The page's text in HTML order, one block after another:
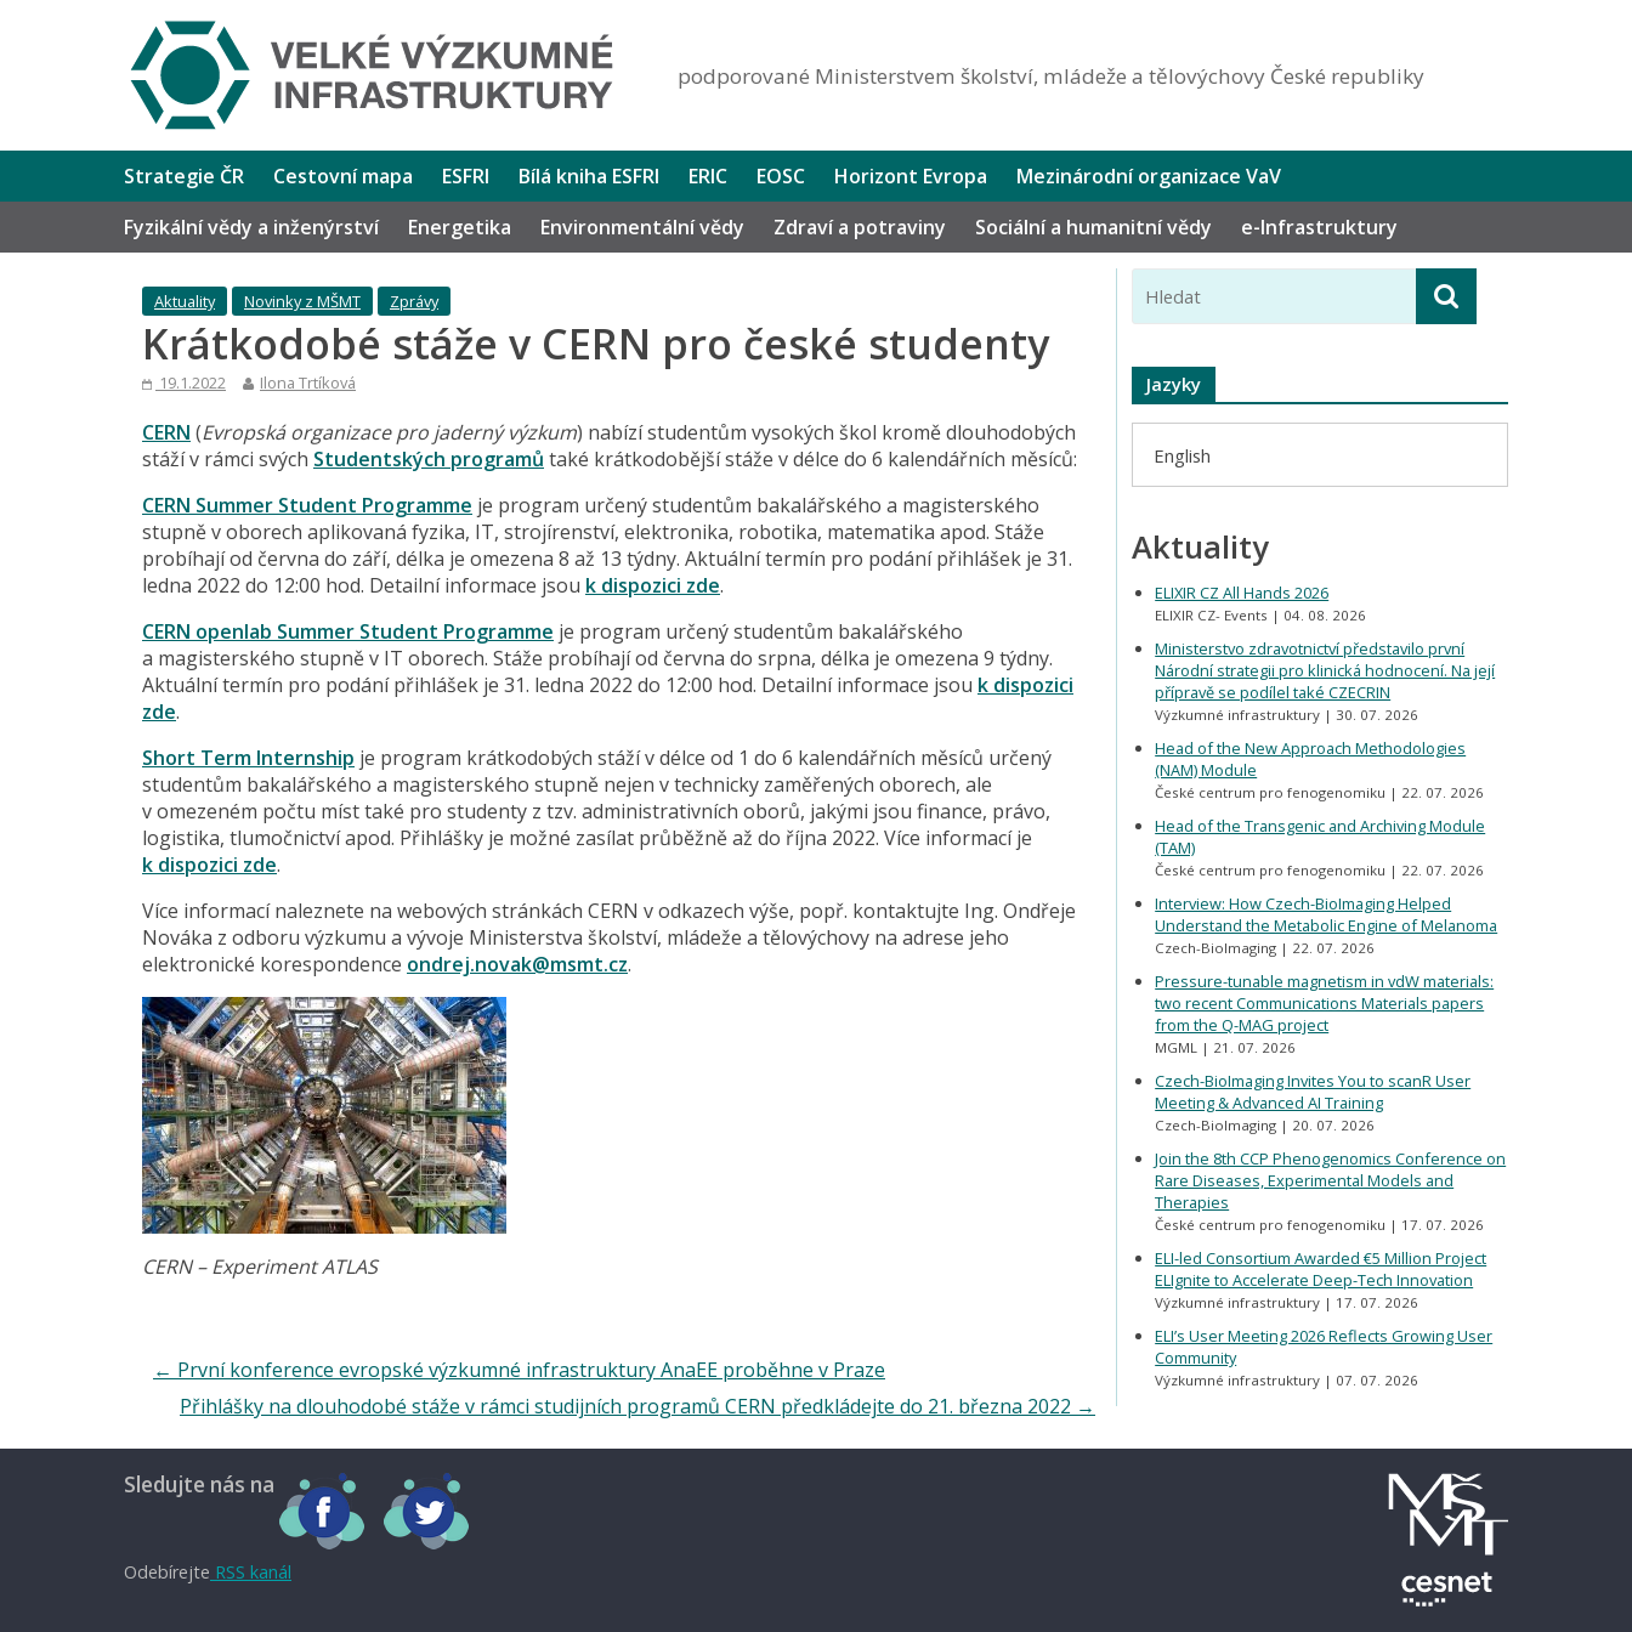
podporované Ministerstvem školství, mládeže a tělovýchovy České republiky
Strategie ČR Cestovní mapa ESFRI Bílá kniha ESFRI ERIC EOSC Horizont Evropa
Mezinárodní organizace VaV
Fyzikální vědy a inženýrství
Energetika Environmentální vědy Zdraví a potraviny Sociální a humanitní vědy e-Infrastruktury
Aktuality Novinky z MŠMT Zprávy
Krátkodobé stáže v CERN pro české studenty
19.1.2022 Ilona Trtíková
CERN (Evropská organizace pro jaderný výzkum) nabízí studentům vysokých škol kromě dlouhodobých
stáží v rámci svých Studentských programů také krátkodobější stáže v délce do 6 kalendářních měsíců:
CERN Summer Student Programme je program určený studentům bakalářského a magisterského
stupně v oborech aplikovaná fyzika, IT, strojírenství, elektronika, robotika, matematika apod. Stáže
probíhají od června do září, délka je omezena 8 až 13 týdny. Aktuální termín pro podání přihlášek je 31.
ledna 2022 do 12:00 hod. Detailní informace jsou k dispozici zde.
CERN openlab Summer Student Programme je program určený studentům bakalářského
a magisterského stupně v IT oborech. Stáže probíhají od června do srpna, délka je omezena 9 týdny.
Aktuální termín pro podání přihlášek je 31. ledna 2022 do 12:00 hod. Detailní informace jsou k dispozici
zde.
Short Term Internship je program krátkodobých stáží v délce od 1 do 6 kalendářních měsíců určený
studentům bakalářského a magisterského stupně nejen v technicky zaměřených oborech, ale
v omezeném počtu míst také pro studenty z tzv. administrativních oborů, jakými jsou finance, právo,
logistika, tlumočnictví apod. Přihlášky je možné zasílat průběžně až do října 2022. Více informací je
k dispozici zde.
Více informací naleznete na webových stránkách CERN v odkazech výše, popř. kontaktujte Ing. Ondřeje
Nováka z odboru výzkumu a vývoje Ministerstva školství, mládeže a tělovýchovy na adrese jeho
elektronické korespondence ondrej.novak@msmt.cz.
CERN – Experiment ATLAS
← První konference evropské výzkumné infrastruktury AnaEE proběhne v Praze
Přihlášky na dlouhodobé stáže v rámci studijních programů CERN předkládejte do 21. března 2022 →
Jazyky
English
Aktuality
ELIXIR CZ All Hands 2026
ELIXIR CZ- Events 04. 08. 2026
Ministerstvo zdravotnictví představilo první
Národní strategii pro klinická hodnocení. Na její
přípravě se podílel také CZECRIN
Výzkumné infrastruktury 30. 07. 2026
Head of the New Approach Methodologies
(NAM) Module
České centrum pro fenogenomiku 22. 07. 2026
Head of the Transgenic and Archiving Module
(TAM)
České centrum pro fenogenomiku 22. 07. 2026
Interview: How Czech-BioImaging Helped
Understand the Metabolic Engine of Melanoma
Czech-BioImaging 22. 07. 2026
Pressure-tunable magnetism in vdW materials:
two recent Communications Materials papers
from the Q-MAG project
MGML 21. 07. 2026
Czech-BioImaging Invites You to scanR User
Meeting & Advanced AI Training
Czech-BioImaging 20. 07. 2026
Join the 8th CCP Phenogenomics Conference on
Rare Diseases, Experimental Models and
Therapies
České centrum pro fenogenomiku 17. 07. 2026
ELI-led Consortium Awarded €5 Million Project
ELIgnite to Accelerate Deep-Tech Innovation
Výzkumné infrastruktury 17. 07. 2026
ELI’s User Meeting 2026 Reflects Growing User
Community
Výzkumné infrastruktury 07. 07. 2026
Sledujte nás na
Odebírejte RSS kanál